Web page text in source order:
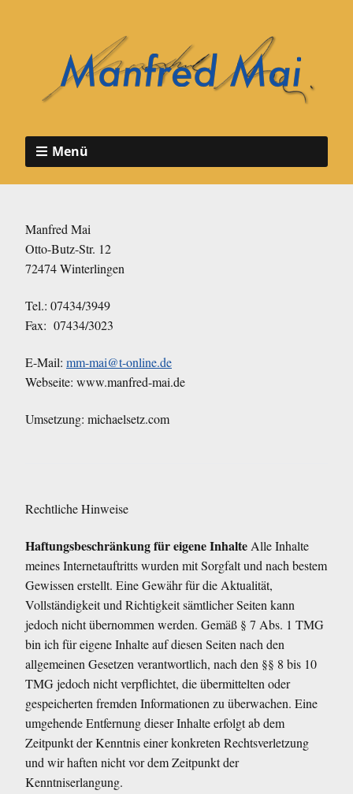
Menü
Manfred Mai
Otto-Butz-Str. 12
72474 Winterlingen
Tel.: 07434/3949
Fax: 07434/3023
E-Mail: mm-mai@t-online.de
Webseite: www.manfred-mai.de
Umsetzung: michaelsetz.com
Rechtliche Hinweise
Haftungsbeschränkung für eigene Inhalte Alle Inhalte
meines Internetauftritts wurden mit Sorgfalt und nach bestem
Gewissen erstellt. Eine Gewähr für die Aktualität,
Vollständigkeit und Richtigkeit sämtlicher Seiten kann
jedoch nicht übernommen werden. Gemäß § 7 Abs. 1 TMG
bin ich für eigene Inhalte auf diesen Seiten nach den
allgemeinen Gesetzen verantwortlich, nach den §§ 8 bis 10
TMG jedoch nicht verpflichtet, die übermittelten oder
gespeicherten fremden Informationen zu überwachen. Eine
umgehende Entfernung dieser Inhalte erfolgt ab dem
Zeitpunkt der Kenntnis einer konkreten Rechtsverletzung
und wir haften nicht vor dem Zeitpunkt der
Kenntniserlangung.